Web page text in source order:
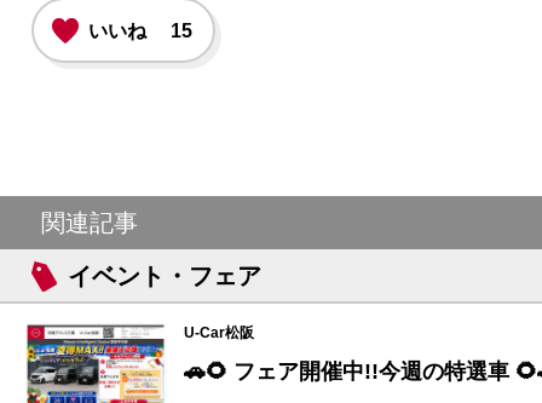
いいね 15
関連記事
イベント・フェア
U-Car松阪
🚗🌻 フェア開催中!!今週の特選車